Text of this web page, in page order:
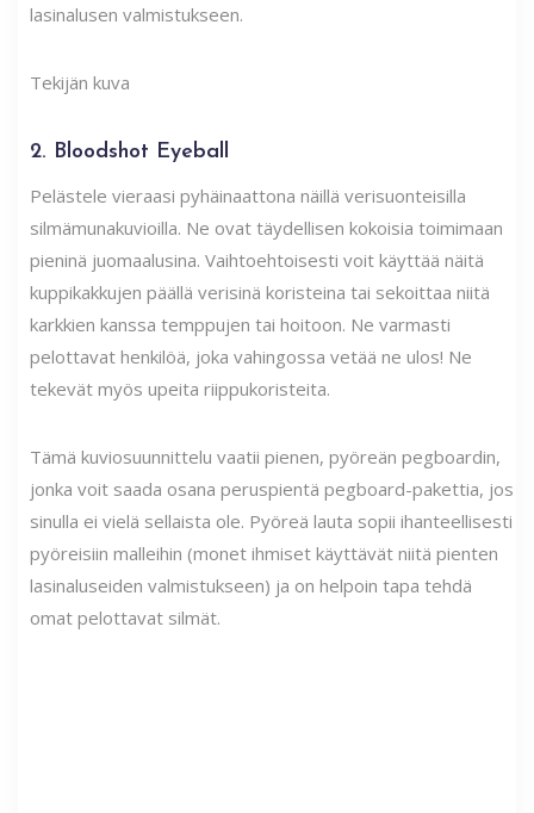
lasinalusen valmistukseen.
Tekijän kuva
2. Bloodshot Eyeball
Pelästele vieraasi pyhäinaattona näillä verisuonteisilla
silmämunakuvioilla. Ne ovat täydellisen kokoisia toimimaan
pieninä juomaalusina. Vaihtoehtoisesti voit käyttää näitä
kuppikakkujen päällä verisinä koristeina tai sekoittaa niitä
karkkien kanssa temppujen tai hoitoon. Ne varmasti
pelottavat henkilöä, joka vahingossa vetää ne ulos! Ne
tekevät myös upeita riippukoristeita.
Tämä kuviosuunnittelu vaatii pienen, pyöreän pegboardin,
jonka voit saada osana peruspientä pegboard-pakettia, jos
sinulla ei vielä sellaista ole. Pyöreä lauta sopii ihanteellisesti
pyöreisiin malleihin (monet ihmiset käyttävät niitä pienten
lasinaluseiden valmistukseen) ja on helpoin tapa tehdä
omat pelottavat silmät.